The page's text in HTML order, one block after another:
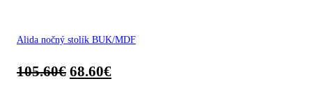
Alida nočný stolík BUK/MDF
105.60€ 68.60€